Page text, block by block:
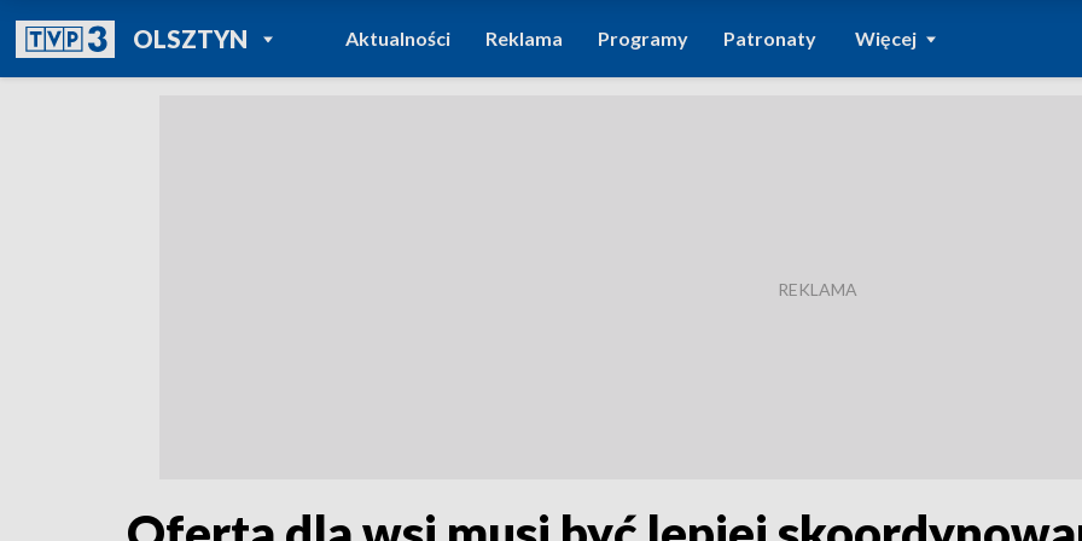
OLSZTYNPOWRÓT DO
TVP REGIONY
Aktualności Reklama Programy Patronaty Więcej